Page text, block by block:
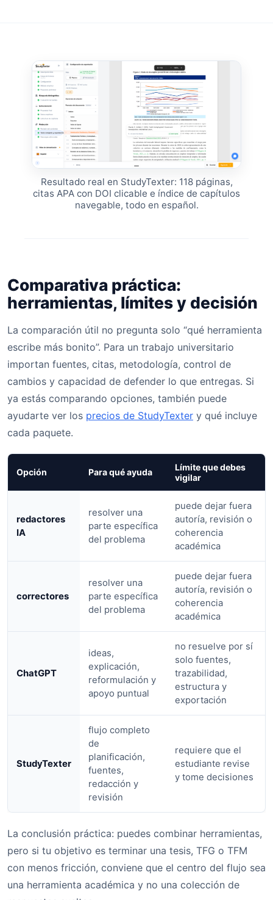
Resultado real en StudyTexter: 118 páginas,
citas APA con DOI clicable e índice de capítulos
navegable, todo en español.
Comparativa práctica:
herramientas, límites y decisión
La comparación útil no pregunta solo “qué herramienta
escribe más bonito”. Para un trabajo universitario
importan fuentes, citas, metodología, control de
cambios y capacidad de defender lo que entregas. Si
ya estás comparando opciones, también puede
ayudarte ver los precios de StudyTexter y qué incluye
cada paquete.
Opción Para qué ayuda
Límite que debes
vigilar
redactores
IA
resolver una
parte específica
del problema
puede dejar fuera
autoría, revisión o
coherencia
académica
correctores
resolver una
parte específica
del problema
puede dejar fuera
autoría, revisión o
coherencia
académica
ChatGPT
ideas,
explicación,
reformulación y
apoyo puntual
no resuelve por sí
solo fuentes,
trazabilidad,
estructura y
exportación
StudyTexter
flujo completo
de
planificación,
fuentes,
redacción y
revisión
requiere que el
estudiante revise
y tome decisiones
La conclusión práctica: puedes combinar herramientas,
pero si tu objetivo es terminar una tesis, TFG o TFM
con menos fricción, conviene que el centro del flujo sea
una herramienta académica y no una colección de